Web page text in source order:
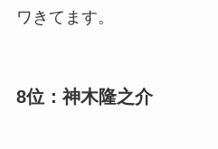
ワきてます。
8位：神木隆之介